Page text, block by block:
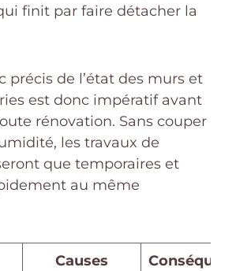
finit par faire détacher la
précis de l’état des murs et
est donc impératif avant
rénovation. Sans couper
les travaux de
que temporaires et
au même
Causes